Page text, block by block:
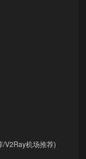
/V2Ray机场推荐)